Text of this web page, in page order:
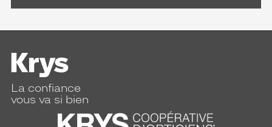
La confiance
vous va si bien